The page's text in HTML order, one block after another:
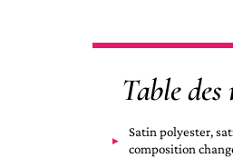
Table des
Satin polyester,
composition